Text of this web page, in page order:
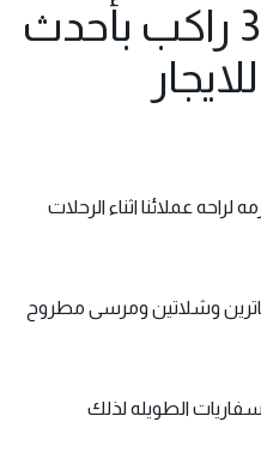
اتوبيس يوتنج 33 راكب بأحدث
لراحه عملائنا اثناء الرحلات
وشلاتين ومرسى مطروح
الطويله لذلك